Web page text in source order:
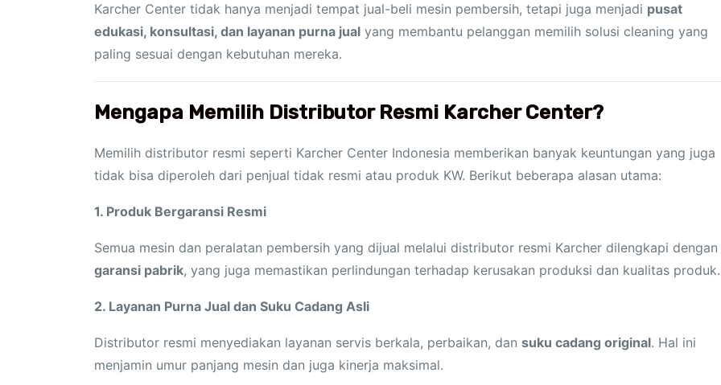
Karcher Center tidak hanya menjadi tempat jual-beli mesin pembersih, tetapi juga menjadi pusat
edukasi, konsultasi, dan layanan purna jual yang membantu pelanggan memilih solusi cleaning yang
paling sesuai dengan kebutuhan mereka.
Mengapa Memilih Distributor Resmi Karcher Center?
Memilih distributor resmi seperti Karcher Center Indonesia memberikan banyak keuntungan yang juga
tidak bisa diperoleh dari penjual tidak resmi atau produk KW. Berikut beberapa alasan utama:
1. Produk Bergaransi Resmi
Semua mesin dan peralatan pembersih yang dijual melalui distributor resmi Karcher dilengkapi dengan
garansi pabrik, yang juga memastikan perlindungan terhadap kerusakan produksi dan kualitas produk.
2. Layanan Purna Jual dan Suku Cadang Asli
Distributor resmi menyediakan layanan servis berkala, perbaikan, dan suku cadang original. Hal ini
menjamin umur panjang mesin dan juga kinerja maksimal.